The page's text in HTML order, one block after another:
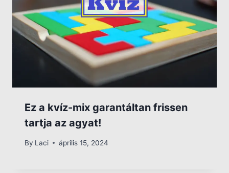
Ez a kvíz-mix garantáltan frissen
tartja az agyat!
By Laci április 15, 2024